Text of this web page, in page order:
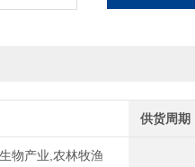
供货周期
物产业,农林牧渔